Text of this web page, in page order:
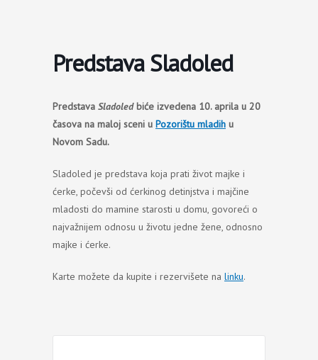
Predstava Sladoled
Predstava Sladoledbiće izvedena 10. aprila u 20
časova na maloj sceni u Pozorištu mladih u
Novom Sadu.
Sladoled je predstava koja prati život majke i
ćerke, počevši od ćerkinog detinjstva i majčine
mladosti do mamine starosti u domu, govoreći o
najvažnijem odnosu u životu jedne žene, odnosno
majke i ćerke.
Karte možete da kupite i rezervišete na linku.